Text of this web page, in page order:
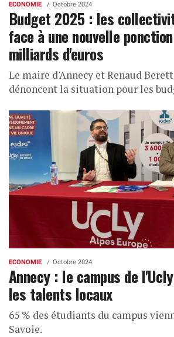
ECONOMIE Octobre 2024
Budget 2025 : les
face à une nouvelle
milliards d'euros
Le maire d'Annecy et Renaud
dénoncent la situation pour les
ECONOMIE Octobre 2024
Annecy : le campus de
les talents locaux
65 % des étudiants du campus
Savoie.